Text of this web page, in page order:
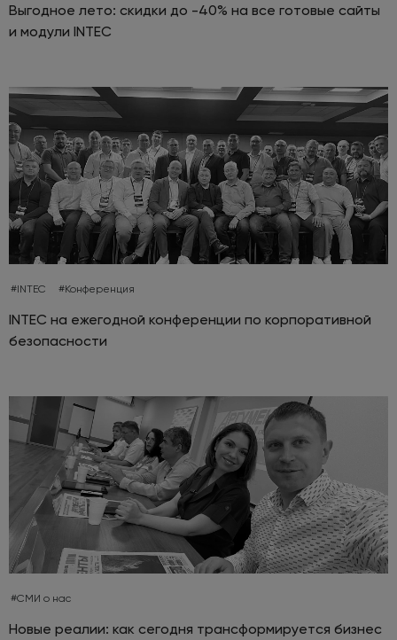
Выгодное лето: скидки до -40% на все готовые сайты
и модули INTEC
#INTEC #Конференция
INTEC на ежегодной конференции по корпоративной
безопасности
#СМИ о нас
Новые реалии: как сегодня трансформируется бизнес